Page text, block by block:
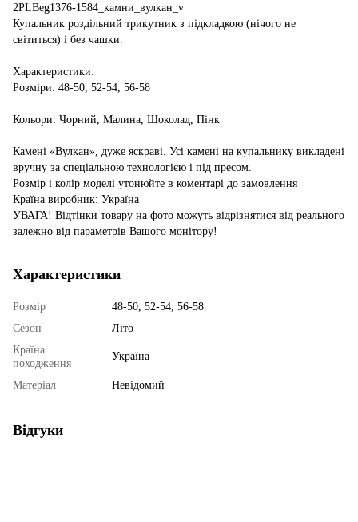
2PLBeg1376-1584_камни_вулкан_v
Купальник роздільний трикутник з підкладкою (нічого не
світиться) і без чашки.
Характеристики:
Розміри: 48-50, 52-54, 56-58
Кольори: Чорний, Малина, Шоколад, Пінк
Камені «Вулкан», дуже яскраві. Усі камені на купальнику викладені
вручну за спеціальною технологією і під пресом.
Розмір і колір моделі утонюйте в коментарі до замовлення
Країна виробник: Україна
УВАГА! Відтінки товару на фото можуть відрізнятися від реального
залежно від параметрів Вашого монітору!
Характеристики
Розмір
48-50, 52-54, 56-58
Сезон
Літо
Країна
походження
Україна
Матеріал Невідомий
Відгуки